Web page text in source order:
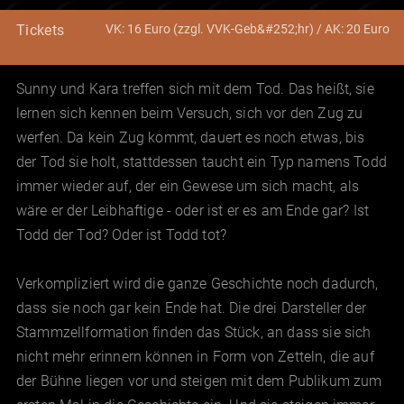
Tickets VK: 16 Euro (zzgl. VVK-Geb&#252;hr) / AK: 20 Euro
Sunny und Kara treffen sich mit dem Tod. Das heißt, sie
lernen sich kennen beim Versuch, sich vor den Zug zu
werfen. Da kein Zug kommt, dauert es noch etwas, bis
der Tod sie holt, stattdessen taucht ein Typ namens Todd
immer wieder auf, der ein Gewese um sich macht, als
wäre er der Leibhaftige - oder ist er es am Ende gar? Ist
Todd der Tod? Oder ist Todd tot?
Verkompliziert wird die ganze Geschichte noch dadurch,
dass sie noch gar kein Ende hat. Die drei Darsteller der
Stammzellformation finden das Stück, an dass sie sich
nicht mehr erinnern können in Form von Zetteln, die auf
der Bühne liegen vor und steigen mit dem Publikum zum